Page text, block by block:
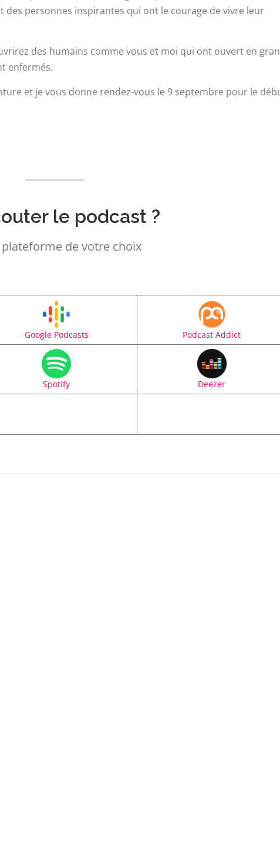
des personnes inspirantes qui ont le courage de vivre leur
des humains comme vous et moi qui ont ouvert en
enfermés.
et je vous donne rendez-vous le 9 septembre pour le
le podcast ?
plateforme de votre choix
Google Podcasts Podcast Addict
Spotify Deezer